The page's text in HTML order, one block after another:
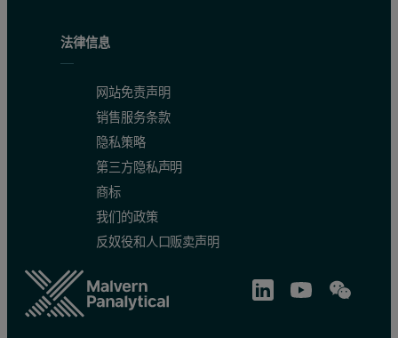
法律信息
网站免责声明
销售服务条款
隐私策略
第三方隐私声明
商标
我们的政策
反奴役和人口贩卖声明